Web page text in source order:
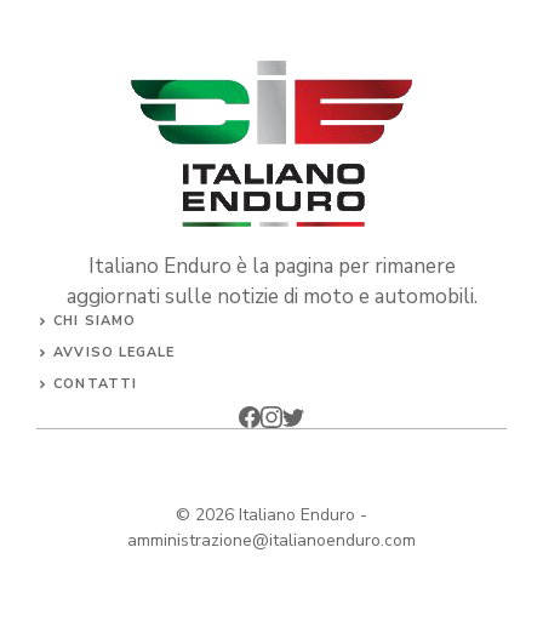
Italiano Enduro è la pagina per rimanere
aggiornati sulle notizie di moto e automobili.
CHI SIAMO
AVVISO LEGALE
CONTATTI
© 2026 Italiano Enduro -
amministrazione@italianoenduro.com